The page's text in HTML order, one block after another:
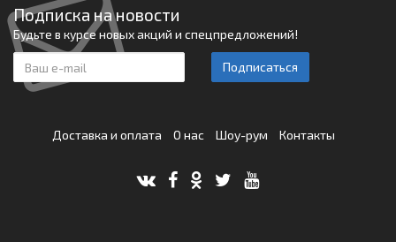
Подписка на новости
Будьте в курсе новых акций и спецпредложений!
Подписаться
Доставка и оплата О нас Шоу-рум Контакты